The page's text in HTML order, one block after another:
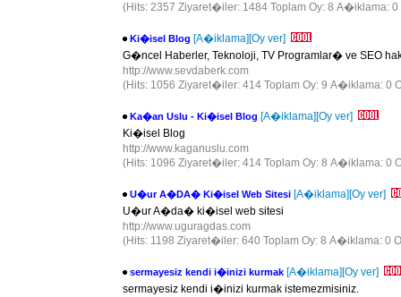
(Hits: 2357 Ziyaret�iler: 1484 Toplam Oy: 8 A�iklama:
Ki�isel Blog [A�iklama][Oy ver]
G�ncel Haberler, Teknoloji, TV Programlar� ve SEO
http://www.sevdaberk.com
(Hits: 1056 Ziyaret�iler: 414 Toplam Oy: 9 A�iklama: 0
Ka�an Uslu - Ki�isel Blog [A�iklama][Oy ver]
Ki�isel Blog
http://www.kaganuslu.com
(Hits: 1096 Ziyaret�iler: 414 Toplam Oy: 8 A�iklama: 0
U�ur A�DA� Ki�isel Web Sitesi [A�iklama][Oy ver]
U�ur A�da� ki�isel web sitesi
http://www.uguragdas.com
(Hits: 1198 Ziyaret�iler: 640 Toplam Oy: 8 A�iklama: 0
sermayesiz kendi i�inizi kurmak [A�iklama][Oy ver]
sermayesiz kendi i�inizi kurmak istemezmisiniz.